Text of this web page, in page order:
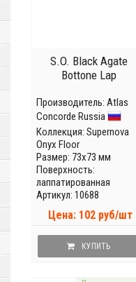
S.O. Black Agate
Bottone Lap
Производитель: Atlas
Concorde Russia
Коллекция: Supernova
Onyx Floor
Размер: 73x73 мм
Поверхность:
лаппатированная
Артикул: 10688
Цена: 102 руб/шт
КУПИТЬ